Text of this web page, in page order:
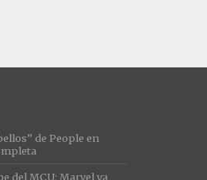
de People en
del MCU; Marvel ya